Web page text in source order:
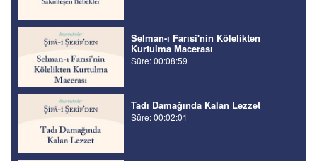
Selman-ı Farısi'nin Kölelikten
Kurtulma Macerası
Süre: 00:08:59
Tadı Damağında Kalan Lezzet
Süre: 00:02:01